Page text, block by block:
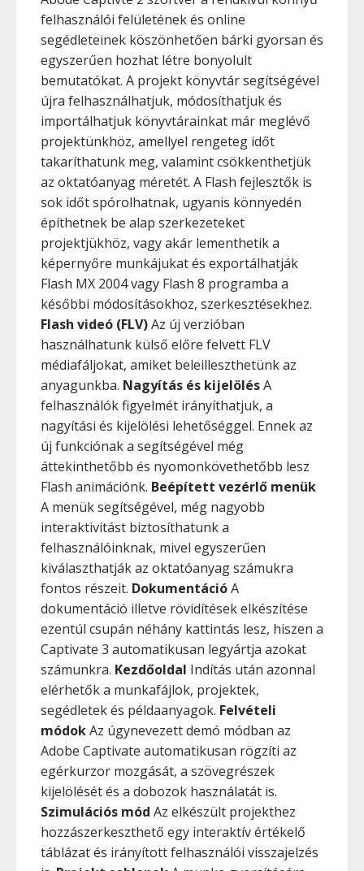
felhasználói felületének és online
segédleteinek köszönhetően bárki gyorsan és
egyszerűen hozhat létre bonyolult
bemutatókat. A projekt könyvtár segítségével
újra felhasználhatjuk, módosíthatjuk és
importálhatjuk könyvtárainkat már meglévő
projektünkhöz, amellyel rengeteg időt
takaríthatunk meg, valamint csökkenthetjük
az oktatóanyag méretét. A Flash fejlesztők is
sok időt spórolhatnak, ugyanis könnyedén
építhetnek be alap szerkezeteket
projektjükhöz, vagy akár lementhetik a
képernyőre munkájukat és exportálhatják
Flash MX 2004 vagy Flash 8 programba a
későbbi módosításokhoz, szerkesztésekhez.
Flash videó (FLV)Az új verzióban
használhatunk külső előre felvett FLV
médiafáljokat, amiket beleilleszthetünk az
anyagunkba. Nagyítás és kijelölésA
felhasználók figyelmét irányíthatjuk, a
nagyítási és kijelölési lehetőséggel. Ennek az
új funkciónak a segítségével még
áttekinthetőbb és nyomonkövethetőbb lesz
Flash animációnk. Beépített vezérlő menük
A menük segítségével, még nagyobb
interaktivitást biztosíthatunk a
felhasználóinknak, mivel egyszerűen
kiválaszthatják az oktatóanyag számukra
fontos részeit. DokumentációA
dokumentáció illetve rövidítések elkészítése
ezentúl csupán néhány kattintás lesz, hiszen a
Captivate 3 automatikusan legyártja azokat
számunkra. Kezdőoldal Indítás után azonnal
elérhetők a munkafájlok, projektek,
segédletek és példaanyagok. Felvételi
módokAz úgynevezett demó módban az
Adobe Captivate automatikusan rögzíti az
egérkurzor mozgását, a szövegrészek
kijelölését és a dobozok használatát is.
Szimulációs mód Az elkészült projekthez
hozzászerkeszthető egy interaktív értékelő
táblázat és irányított felhasználói visszajelzés